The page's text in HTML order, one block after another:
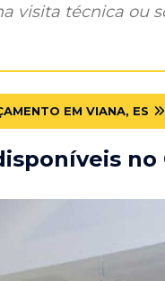
visita técnica ou
EM VIANA, ES
no